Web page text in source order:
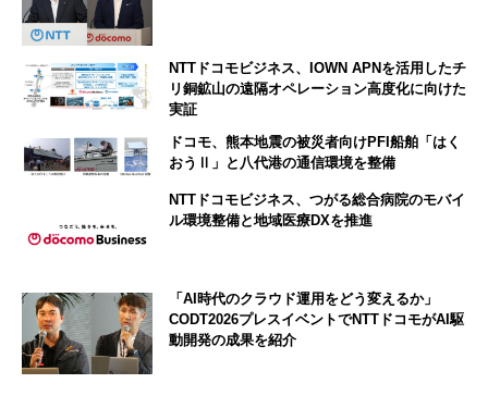
NTTドコモビジネス、IOWN APNを活用したチ
リ銅鉱山の遠隔オペレーション高度化に向けた
実証
ドコモ、熊本地震の被災者向けPFI船舶「はく
おうⅡ」と八代港の通信環境を整備
NTTドコモビジネス、つがる総合病院のモバイ
ル環境整備と地域医療DXを推進
「AI時代のクラウド運用をどう変えるか」
CODT2026プレスイベントでNTTドコモがAI駆
動開発の成果を紹介